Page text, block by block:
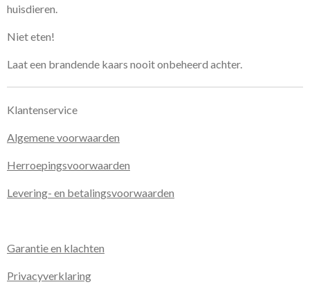
huisdieren.
Niet eten!
Laat een brandende kaars nooit onbeheerd achter.
Klantenservice
Algemene voorwaarden
Herroepingsvoorwaarden
Levering- en betalingsvoorwaarden
Garantie en klachten
Privacyverklaring